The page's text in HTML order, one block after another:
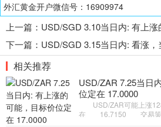
外汇黄金开户微信号：16909974
上一篇： USD/SGD 3.10当日内: 有上
1.3620
下一篇： USD/SGD 3.15当日内: 看涨
相关推荐
USD/ZAR 7.25当日
位定在 17.0000
USD/ZAR可能上涨
在 16.7150 交易策